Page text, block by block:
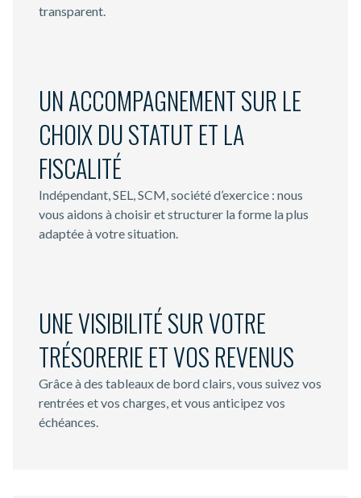
transparent.
UN ACCOMPAGNEMENT SUR LE
CHOIX DU STATUT ET LA
FISCALITÉ
Indépendant, SEL, SCM, société d’exercice : nous
vous aidons à choisir et structurer la forme la plus
adaptée à votre situation.
UNE VISIBILITÉ SUR VOTRE
TRÉSORERIE ET VOS REVENUS
Grâce à des tableaux de bord clairs, vous suivez vos
rentrées et vos charges, et vous anticipez vos
échéances.